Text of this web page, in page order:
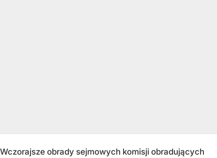
Wczorajsze obrady sejmowych komisji obradujących